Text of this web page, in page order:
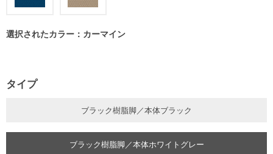
選択されたカラー：カーマイン
タイプ
ブラック樹脂脚／本体ブラック
ブラック樹脂脚／本体ホワイトグレー